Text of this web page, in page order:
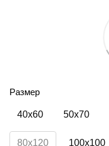
Размер
40х60 50х70
80х120 100х100